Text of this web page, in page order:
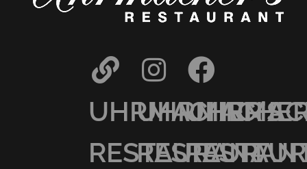
UHRMACHER’S
RESTAURANT